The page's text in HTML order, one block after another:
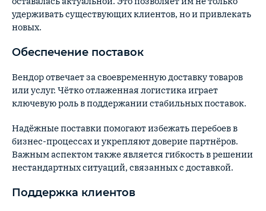
удерживать существующих клиентов, но и привлекать
новых.
Обеспечение поставок
Вендор отвечает за своевременную доставку товаров
или услуг. Чётко отлаженная логистика играет
ключевую роль в поддержании стабильных поставок.
Надёжные поставки помогают избежать перебоев в
бизнес-процессах и укрепляют доверие партнёров.
Важным аспектом также является гибкость в решении
нестандартных ситуаций, связанных с доставкой.
Поддержка клиентов